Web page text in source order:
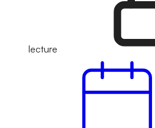
lecture